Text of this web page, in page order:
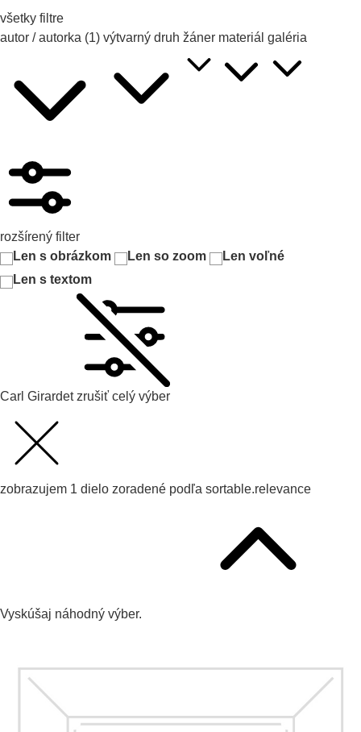
všetky filtre
autor / autorka (1) výtvarný druh žáner materiál galéria
rozšírený filter
Len s obrázkom
Len so zoom
Len voľné
Len s textom
Carl Girardet zrušiť celý výber
zobrazujem 1 dielo zoradené podľa sortable.relevance
Vyskúšaj náhodný výber.